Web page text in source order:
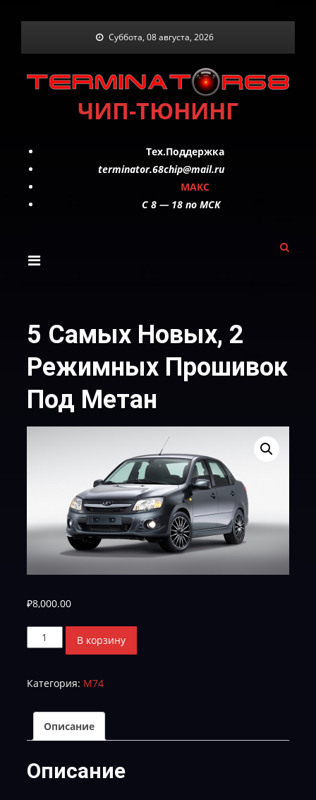
Суббота, 08 августа, 2026
ЧИП-ТЮНИНГ
Тех.Поддержка
terminator.68chip@mail.ru
МАКС
C 8 — 18 по МСК
5 Самых Новых, 2
Режимных Прошивок
Под Метан
₽8,000.00
Количество
товара
Самых
режимных
под
В корзину
Категория: M74
Описание
Описание